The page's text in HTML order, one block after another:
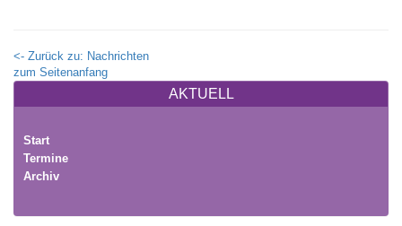
AKTUELL
Start
Termine
Archiv
<- Zurück zu: Nachrichten
zum Seitenanfang